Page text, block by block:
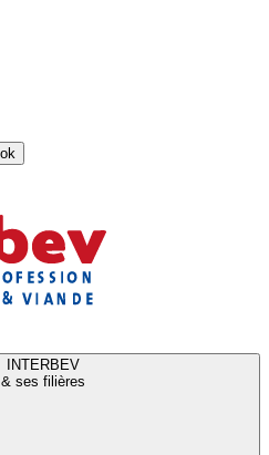
INTERBEV
& ses filières